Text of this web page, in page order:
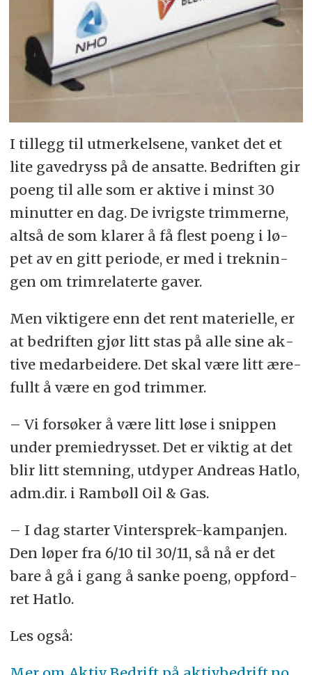
I til­legg til ut­mer­kel­se­ne, van­ket det et
lite ga­ve­dryss på de an­sat­te. Be­drif­ten gir
po­eng til alle som er ak­ti­ve i minst 30
mi­nut­ter en dag. De iv­rig­ste trim­mer­ne,
alt­så de som kla­rer å få flest po­eng i lø­
pet av en gitt pe­ri­ode, er med i trek­nin­
gen om trim­re­la­ter­te ga­ver.
Men vik­ti­ge­re enn det rent ma­te­ri­el­le, er
at be­drif­ten gjør litt stas på alle sine ak­
ti­ve med­ar­bei­de­re. Det skal være litt ære­
fullt å være en god trim­mer.
– Vi for­sø­ker å være litt løse i snip­pen
un­der pre­mie­drys­set. Det er vik­tig at det
blir litt stem­ning, ut­dy­per Andreas Hatlo,
adm.dir. i Ram­bøll Oil & Gas.
– I dag star­ter Vintersprek-kam­pan­jen.
Den lø­per fra 6/10 til 30/11, så nå er det
bare å gå i gang å san­ke po­eng, opp­ford­
ret Hatlo.
Les også: